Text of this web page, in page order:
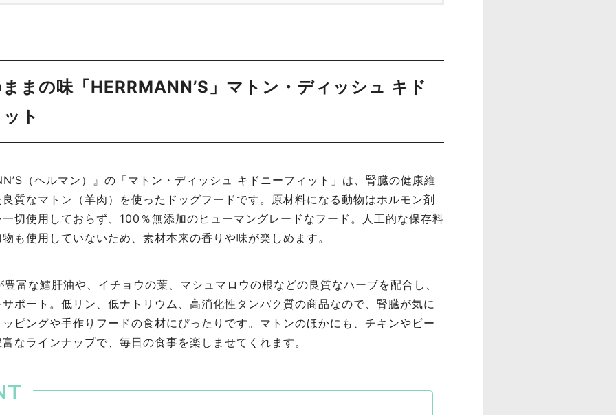
まの味「HERRMANN’S」マトン・ディッシュ キド
ト
（ヘルマン）』の「マトン・ディッシュ キドニーフィット」は、腎臓の健康維
質なマトン（羊肉）を使ったドッグフードです。原材料になる動物はホルモン剤
切使用しておらず、100％無添加のヒューマングレードなフード。人工的な保存料
も使用していないため、素材本来の香りや味が楽しめます。
富な鱈肝油や、イチョウの葉、マシュマロウの根などの良質なハーブを配合し、
ポート。低リン、低ナトリウム、高消化性タンパク質の商品なので、腎臓が気に
ピングや手作りフードの食材にぴったりです。マトンのほかにも、チキンやビー
なラインナップで、毎日の食事を楽しませてくれます。